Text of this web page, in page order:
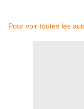
Pour voir toutes les